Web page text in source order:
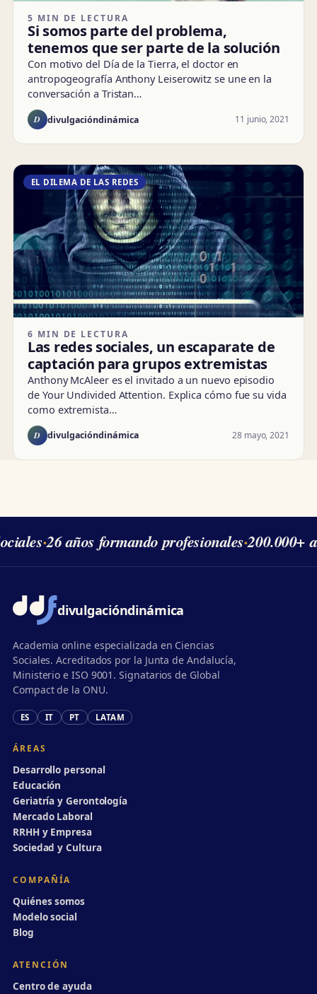
5 MIN DE LECTURA
Si somos parte del problema,
tenemos que ser parte de la solución
Con motivo del Día de la Tierra, el doctor en
antropogeografía Anthony Leiserowitz se une en la
conversación a Tristan…
D divulgacióndinámica 11 junio, 2021
EL DILEMA DE LAS REDES
6 MIN DE LECTURA
Las redes sociales, un escaparate de
captación para grupos extremistas
Anthony McAleer es el invitado a un nuevo episodio
de Your Undivided Attention. Explica cómo fue su vida
como extremista…
D divulgacióndinámica 28 mayo, 2021
·26 años formando profesionales·200.000+
divulgacióndinámica
Academia online especializada en Ciencias
Sociales. Acreditados por la Junta de Andalucía,
Ministerio e ISO 9001. Signatarios de Global
Compact de la ONU.
ES IT PT LATAM
ÁREAS
Desarrollo personal
Educación
Geriatría y Gerontología
Mercado Laboral
RRHH y Empresa
Sociedad y Cultura
COMPAÑÍA
Quiénes somos
Modelo social
Blog
ATENCIÓN
Centro de ayuda